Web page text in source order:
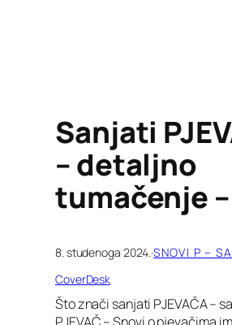
Sanjati
– detaljno
tumačenje –
8. studenoga 2024. ·SNOVI P –
CoverDesk
Što znači sanjati PJEVAČA –